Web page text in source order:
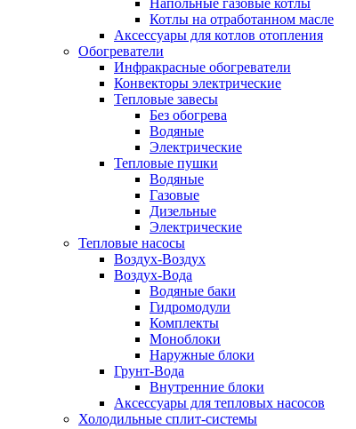
Напольные газовые котлы
Котлы на отработанном масле
Аксессуары для котлов отопления
Обогреватели
Инфракрасные обогреватели
Конвекторы электрические
Тепловые завесы
Без обогрева
Водяные
Электрические
Тепловые пушки
Водяные
Газовые
Дизельные
Электрические
Тепловые насосы
Воздух-Воздух
Воздух-Вода
Водяные баки
Гидромодули
Комплекты
Моноблоки
Наружные блоки
Грунт-Вода
Внутренние блоки
Аксессуары для тепловых насосов
Холодильные сплит-системы